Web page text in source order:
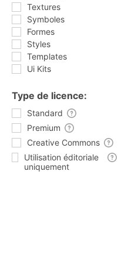
Textures
Symboles
Formes
Styles
Templates
Ui Kits
Type de licence:
Standard
Premium
Creative Commons
Utilisation éditoriale
uniquement